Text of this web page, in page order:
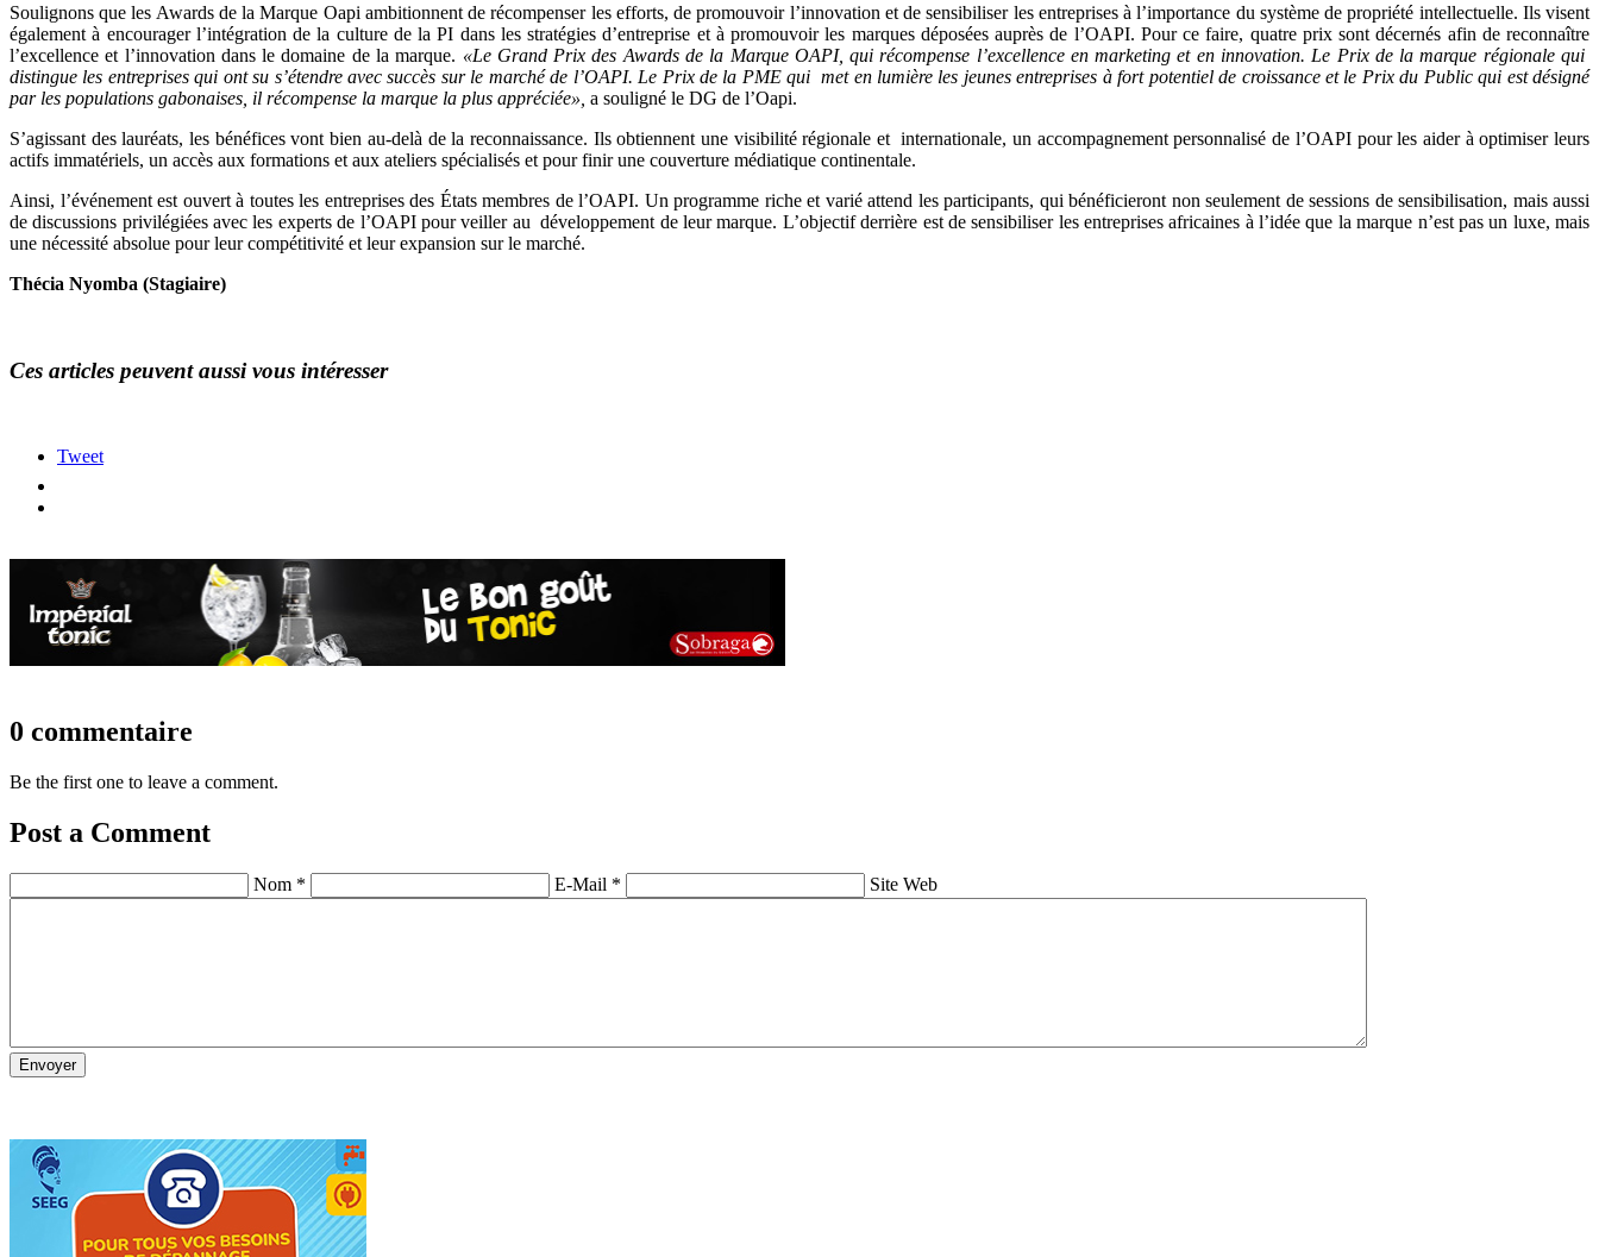
Soulignons que les Awards de la Marque Oapi ambitionnent de récompenser les efforts, de promouvoir l’innovation et de sensibiliser les entreprises à l’importance du système de propriété intellectuelle. Ils visent
également à encourager l’intégration de la culture de la PI dans les stratégies d’entreprise et à promouvoir les marques déposées auprès de l’OAPI. Pour ce faire, quatre prix sont décernés afin de reconnaître
l’excellence et l’innovation dans le domaine de la marque. «Le Grand Prix des Awards de la Marque OAPI, qui récompense l’excellence en marketing et en innovation. Le Prix de la marque régionale qui
distingue les entreprises qui ont su s’étendre avec succès sur le marché de l’OAPI. Le Prix de la PME qui met en lumière les jeunes entreprises à fort potentiel de croissance et le Prix du Public qui est désigné
par les populations gabonaises, il récompense la marque la plus appréciée», a souligné le DG de l’Oapi.
S’agissant des lauréats, les bénéfices vont bien au-delà de la reconnaissance. Ils obtiennent une visibilité régionale et internationale, un accompagnement personnalisé de l’OAPI pour les aider à optimiser leurs
actifs immatériels, un accès aux formations et aux ateliers spécialisés et pour finir une couverture médiatique continentale.
Ainsi, l’événement est ouvert à toutes les entreprises des États membres de l’OAPI. Un programme riche et varié attend les participants, qui bénéficieront non seulement de sessions de sensibilisation, mais aussi
de discussions privilégiées avec les experts de l’OAPI pour veiller au développement de leur marque. L’objectif derrière est de sensibiliser les entreprises africaines à l’idée que la marque n’est pas un luxe, mais
une nécessité absolue pour leur compétitivité et leur expansion sur le marché.
Thécia Nyomba (Stagiaire)
Ces articles peuvent aussi vous intéresser
Tweet
0 commentaire
Be the first one to leave a comment.
Post a Comment
Nom * E-Mail * Site Web